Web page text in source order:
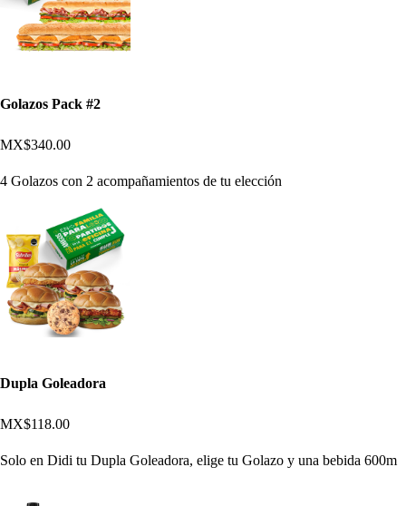
Golazos Pack #2
MX$340.00
4 Golazos con 2 acompañamientos de tu elección
Dupla Goleadora
MX$118.00
Solo en Didi tu Dupla Goleadora, elige tu Golazo y una bebida 600m